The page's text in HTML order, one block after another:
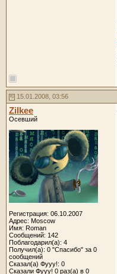
15.01.2008, 03:56
Zilkee
Осевший
Регистрация: 06.10.2007
Адрес: Moscow
Имя: Roman
Сообщений: 142
Поблагодарил(а): 4
Получил(а): 0 "Спасибо" за 0
сообщений
Сказал(а) Фууу!: 0
Сказали Фууу! 0 раз(а) в 0